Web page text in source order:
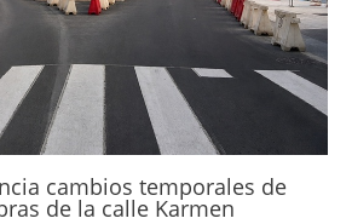
cambios temporales de
de la calle Karmen